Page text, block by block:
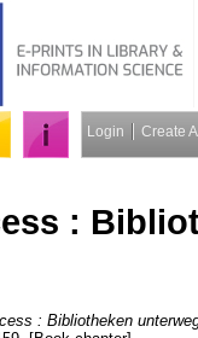
Login Create
:
: Bibliotheken